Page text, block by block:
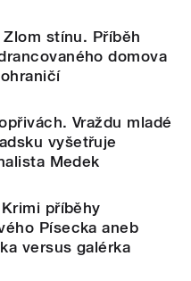
stínu. Příběh
domova
Vraždu mladé
vyšetřuje
Medek
příběhy
Písecka aneb
versus galérka